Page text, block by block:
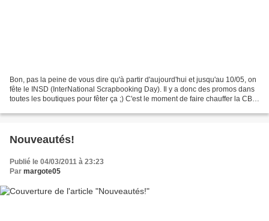
Bon, pas la peine de vous dire qu'à partir d'aujourd'hui et jusqu'au 10/05, on
fête le INSD (InterNational Scrapbooking Day). Il y a donc des promos dans
toutes les boutiques pour fêter ça ;) C'est le moment de faire chauffer la CB
Nouveautés!
Publié le 04/03/2011 à 23:23
Par margote05